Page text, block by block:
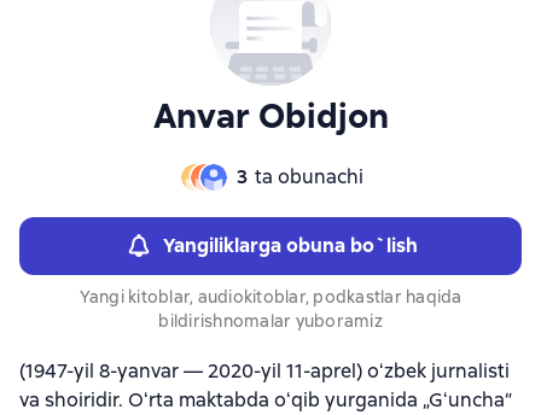
Anvar Obidjon
3 ta obunachi
Yangiliklarga obuna bo`lish
Yangi kitoblar, audiokitoblar, podkastlar haqida
bildirishnomalar yuboramiz
(1947-yil 8-yanvar — 2020-yil 11-aprel) oʻzbek jurnalisti
va shoiridir. Oʻrta maktabda oʻqib yurganida „Gʻuncha“